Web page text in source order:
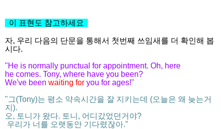
이 표현도 참고하세요
자, 우리 다음의 단문을 통해서 첫번째 쓰임새를 더 확인해 봅
시다.
"He is normally punctual for appointment. Oh, here
he comes. Tony, where have you been?
We've been waiting for you for ages!"
"그(Tony)는 평소 약속시간을 잘 지키는데 (오늘은 왜 늦는거
지).
오, 토니가 왔다. 토니, 어디갔었던거야?
우리가 너를 오랫동안 기다렸잖아."